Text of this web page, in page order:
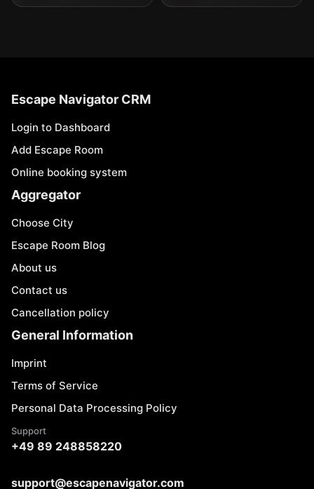
Escape Navigator CRM
Login to Dashboard
Add Escape Room
Online booking system
Aggregator
Choose City
Escape Room Blog
About us
Contact us
Cancellation policy
General Information
Imprint
Terms of Service
Personal Data Processing Policy
Support
+49 89 248858220
support@escapenavigator.com